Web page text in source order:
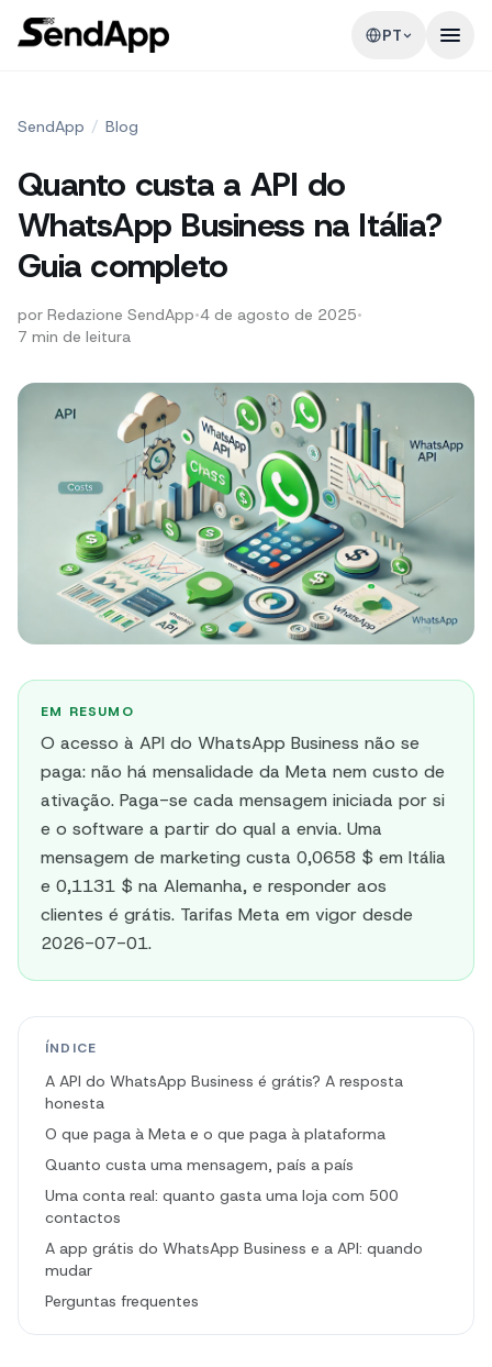
PT
SendApp / Blog
Quanto custa a API do
WhatsApp Business na Itália?
Guia completo
por Redazione SendApp•4 de agosto de 2025•
7 min de leitura
EM RESUMO
O acesso à API do WhatsApp Business não se
paga: não há mensalidade da Meta nem custo de
ativação. Paga-se cada mensagem iniciada por si
e o software a partir do qual a envia. Uma
mensagem de marketing custa 0,0658 $ em Itália
e 0,1131 $ na Alemanha, e responder aos
clientes é grátis. Tarifas Meta em vigor desde
2026-07-01.
ÍNDICE
A API do WhatsApp Business é grátis? A resposta
honesta
O que paga à Meta e o que paga à plataforma
Quanto custa uma mensagem, país a país
Uma conta real: quanto gasta uma loja com 500
contactos
A app grátis do WhatsApp Business e a API: quando
mudar
Perguntas frequentes